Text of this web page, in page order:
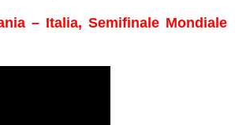
– Italia, Semifinale Mondiale